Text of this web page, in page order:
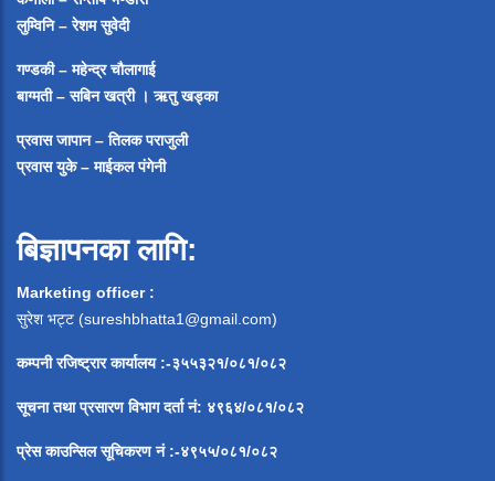
लुम्विनि – रेशम सुवेदी
गण्डकी – महेन्द्र चौलागाई
बाग्मती – सबिन खत्री ।ऋतु खड्का
प्रवास जापान – तिलक पराजुली
प्रवास युके – माईकल पंगेनी
बिज्ञापनका लागि:
Marketing officer :
सुरेश भट्ट (sureshbhatta1@gmail.com)
कम्पनी रजिष्ट्रार कार्यालय :-३५५३२१/०८१/०८२
सूचना तथा प्रसारण विभाग दर्ता नं: ४९६४/०८१/०८२
प्रेस काउन्सिल सूचिकरण नं:-४९५५/०८१/०८२